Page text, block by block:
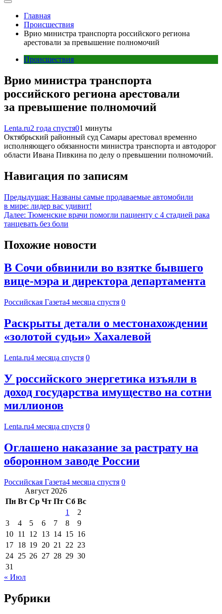
Главная
Происшествия
Врио министра транспорта российского региона
арестовали за превышение полномочий
Происшествия
Врио министра транспорта
российского региона арестовали
за превышение полномочий
Lenta.ru2 года спустя01 минуты
Октябрьский районный суд Самары арестовал временно
исполняющего обязанности министра транспорта и автодорог
области Ивана Пивкина по делу о превышении полномочий.
Навигация по записям
Предыдущая: Названы самые продаваемые автомобили
в мире: лидер вас удивит!
Далее: Тюменские врачи помогли пациенту с 4 стадией рака
танцевать без боли
Похожие новости
В Сочи обвинили во взятке бывшего
вице-мэра и директора департамента
Российская Газета4 месяца спустя 0
Раскрыты детали о местонахождении
«золотой судьи» Хахалевой
Lenta.ru4 месяца спустя 0
У российского энергетика изъяли в
доход государства имущество на сотни
миллионов
Lenta.ru4 месяца спустя 0
Оглашено наказание за растрату на
оборонном заводе России
Российская Газета4 месяца спустя 0
Август 2026
Пн Вт Ср Чт Пт Сб Вс
1
2
3
4 5 6 7 8
9
10 11 12 13 14 15 16
17 18 19 20 21 22 23
24 25 26 27 28 29 30
31
« Июл
Рубрики